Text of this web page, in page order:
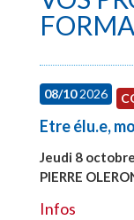
08/102026
Etre élu.e,
Jeudi 8
PIERRE
Infos